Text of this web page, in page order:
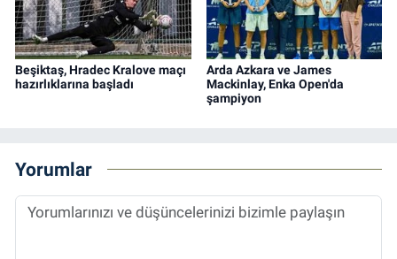
Beşiktaş, Hradec Kralove maçı
hazırlıklarına başladı
Arda Azkara ve James
Mackinlay, Enka Open'da
şampiyon
Yorumlar